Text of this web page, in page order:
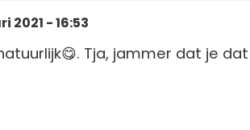
2021 - 16:53
Tja, jammer dat je